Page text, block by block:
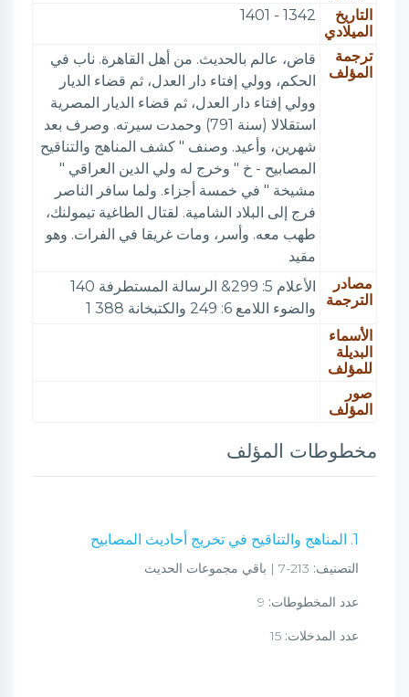
التاريخ
الميلادي
1342 - 1401
ترجمة
المؤلف
قاض، عالم بالحديث. من أهل القاهرة. ناب في
الحكم، وولي إفتاء دار العدل، ثم قضاء الديار
وولي إفتاء دار العدل، ثم قضاء الديار المصرية
استقلالا (سنة 791) وحمدت سيرته. وصرف بعد
شهرين، وأعيد. وصنف " كشف المناهج والتناقيح
المصابيح - خ " وخرج له ولي الدين العراقي "
مشيخة " في خمسة أجزاء. ولما سافر الناصر
فرج إلى البلاد الشامية. لقتال الطاغية تيمولنك،
طهب معه. وأسر، ومات غريقا في الفرات. وهو
مقيد
مصادر
الترجمة
الأعلام 5: 299& الرسالة المستطرفة 140
والضوء اللامع 6: 249 والكتبخانة 388 1
الأسماء
البديلة
للمؤلف
صور
المؤلف
مخطوطات المؤلف
1. المناهج والتناقيح في تخريج أحاديث المصابيح
التصنيف:
عدد المخطوطات:
عدد المدخلات: